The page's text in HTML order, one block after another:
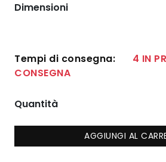
Dimensioni
Tempi di consegna:
4 IN
CONSEGNA
Quantità
AGGIUNGI AL